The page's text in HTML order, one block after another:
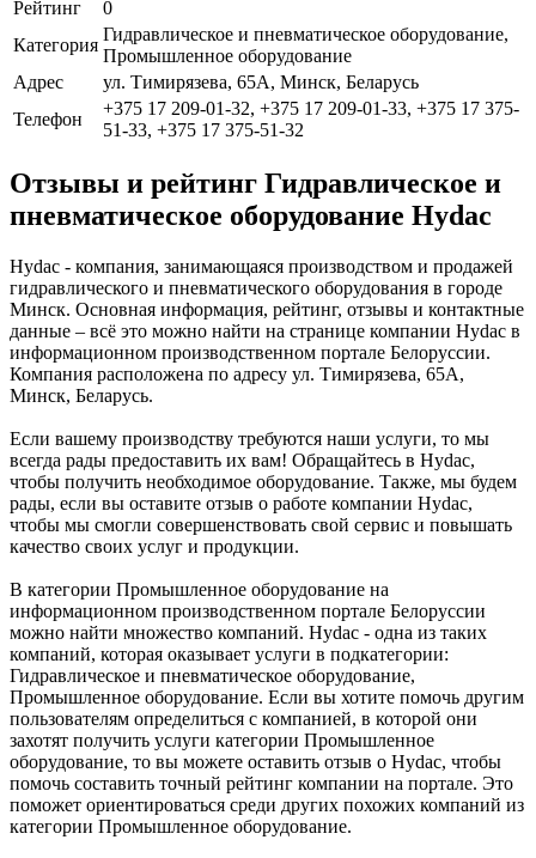
Рейтинг
0
Категория
Гидравлическое и пневматическое оборудование,
Промышленное оборудование
Адрес
ул. Тимирязева, 65А, Минск, Беларусь
Телефон
+375 17 209-01-32, +375 17 209-01-33, +375 17 375-
51-33, +375 17 375-51-32
Отзывы и рейтинг Гидравлическое и
пневматическое оборудование Hydac
Hydac - компания, занимающаяся производством и продажей
гидравлического и пневматического оборудования в городе
Минск. Основная информация, рейтинг, отзывы и контактные
данные – всё это можно найти на странице компании Hydac в
информационном производственном портале Белоруссии.
Компания расположена по адресу ул. Тимирязева, 65А,
Минск, Беларусь.
Если вашему производству требуются наши услуги, то мы
всегда рады предоставить их вам! Обращайтесь в Hydac,
чтобы получить необходимое оборудование. Также, мы будем
рады, если вы оставите отзыв о работе компании Hydac,
чтобы мы смогли совершенствовать свой сервис и повышать
качество своих услуг и продукции.
В категории Промышленное оборудование на
информационном производственном портале Белоруссии
можно найти множество компаний. Hydac - одна из таких
компаний, которая оказывает услуги в подкатегории:
Гидравлическое и пневматическое оборудование,
Промышленное оборудование. Если вы хотите помочь другим
пользователям определиться с компанией, в которой они
захотят получить услуги категории Промышленное
оборудование, то вы можете оставить отзыв о Hydac, чтобы
помочь составить точный рейтинг компании на портале. Это
поможет ориентироваться среди других похожих компаний из
категории Промышленное оборудование.